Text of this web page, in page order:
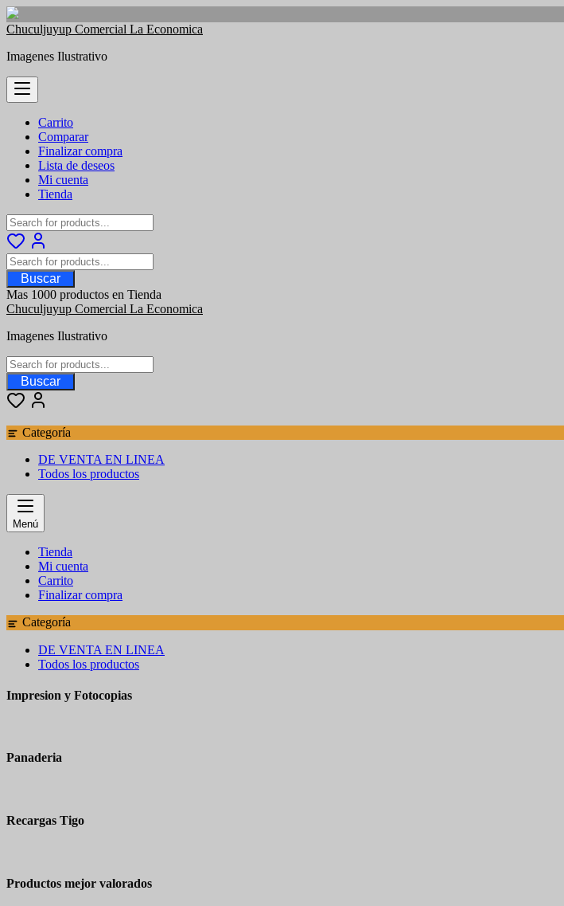
Saltar
contenido
Chuculjuyup Comercial La Economica
Imagenes Ilustrativo
Carrito
Comparar
Finalizar compra
Lista de deseos
Mi cuenta
Tienda
Buscar
Mas 1000 productos en Tienda
Chuculjuyup Comercial La Economica
Imagenes Ilustrativo
Buscar
Categoría
DE VENTA EN LINEA
Todos los productos
Menú
Tienda
Mi cuenta
Carrito
Finalizar compra
Categoría
DE VENTA EN LINEA
Todos los productos
Impresion y Fotocopias
Panaderia
Recargas Tigo
Productos mejor valorados